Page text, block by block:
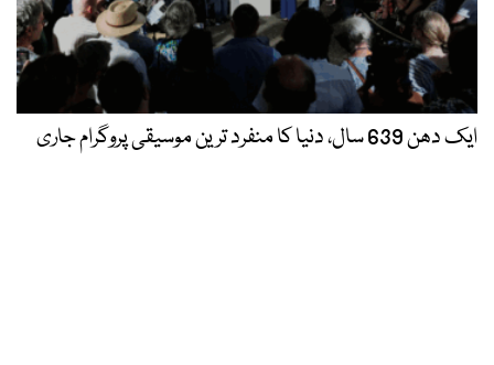
ایک دھن 639 سال، دنیا کا منفرد ترین موسیقی پروگرام جاری